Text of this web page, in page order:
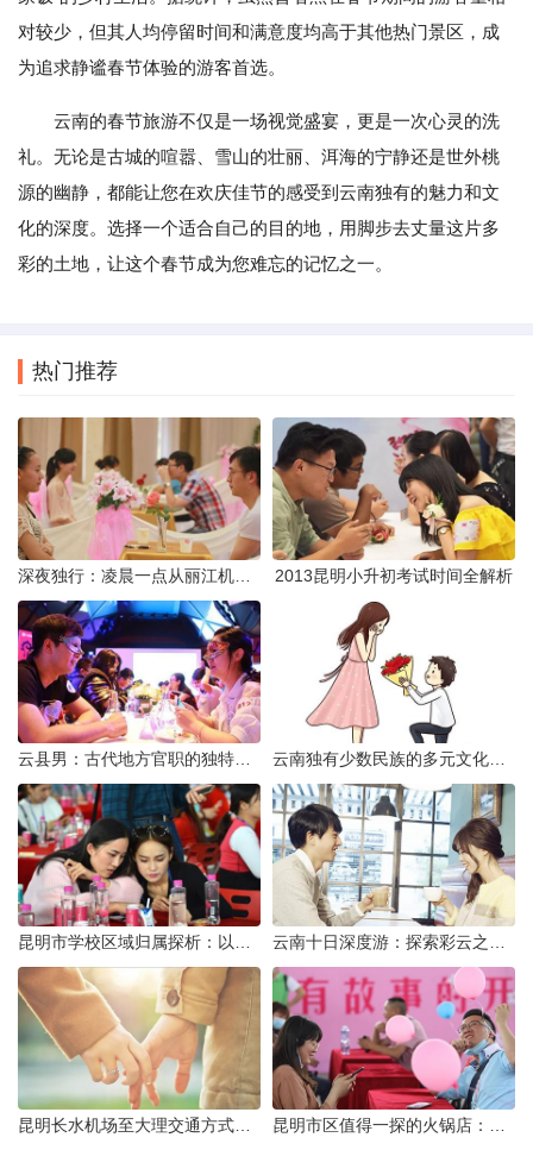
对较少，但其人均停留时间和满意度均高于其他热门景区，成
为追求静谧春节体验的游客首选。
云南的春节旅游不仅是一场视觉盛宴，更是一次心灵的洗
礼。无论是古城的喧嚣、雪山的壮丽、洱海的宁静还是世外桃
源的幽静，都能让您在欢庆佳节的感受到云南独有的魅力和文
化的深度。选择一个适合自己的目的地，用脚步去丈量这片多
彩的土地，让这个春节成为您难忘的记忆之一。
热门推荐
2013昆明小升初考试时间全解析